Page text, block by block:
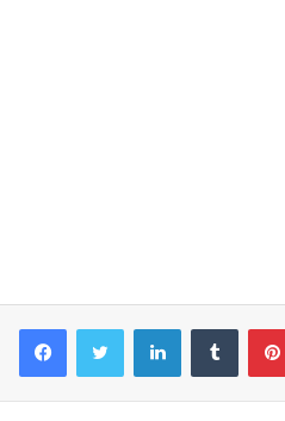
FacebookTwitter Linkedin